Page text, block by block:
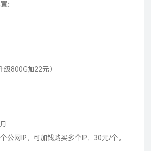
：
800G加22元）
公网IP，可加钱购买多个IP，30元/个。